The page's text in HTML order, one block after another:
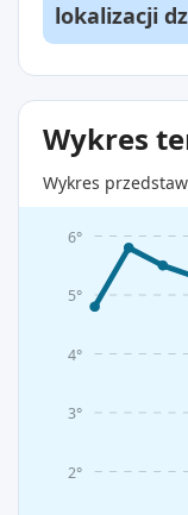
lokalizacji
Wykres
Wykres
2°
3°
4°
5°
6°